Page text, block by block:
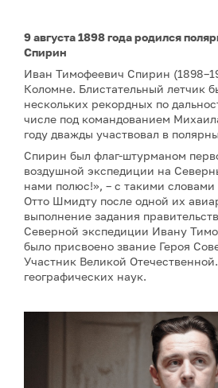
9 августа 1898 года родился
Спирин
Иван Тимофеевич Спирин
Коломне. Блистательный летчик
нескольких рекордных по
числе под командованием
году дважды участвовал в
Спирин был флаг-штурманом
воздушной экспедиции на
нами полюс!», – с такими
Отто Шмидту после одной их
выполнение задания
Северной экспедиции Ивану
было присвоено звание Героя
Участник Великой
географических наук.